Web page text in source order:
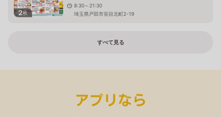
2枚
8:30～21:30
埼玉県戸田市笹目北町2-19
すべて見る